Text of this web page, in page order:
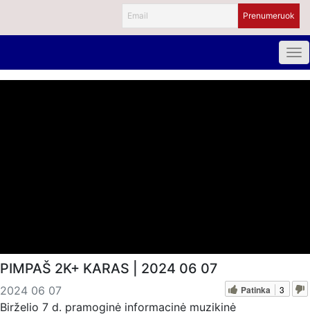
PIMPAŠ 2K+ KARAS | 2024 06 07
2024 06 07 Patinka 3
Birželio 7 d. pramoginė informacinė muzikinė